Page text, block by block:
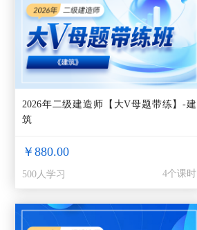
2026年二级建造师【大V母题带练】-建
筑
￥880.00
500人学习 4个课时